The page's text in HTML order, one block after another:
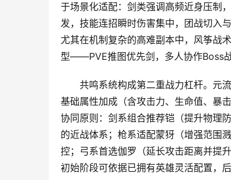
于场景化适配：剑类强调高频近身压制
发，技能连招瞬时伤害集中，团战切入
尤其在机制复杂的高难副本中，风筝战
型——PVE推图优先剑，多人协作Boss
共鸣系统构成第二重战力杠杆。元
基础属性加成（含攻击力、生命值、暴
协同原则：剑系组合推荐铠（提升物理
的近战体系；枪系适配蒙犽（增强范围
控；弓系首选伽罗（延长攻击距离并提
初始阶段可依据已拥有英雄灵活配置，